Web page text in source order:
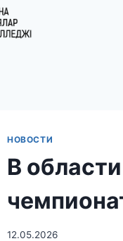
НОВОСТИ
В
12.05.2026